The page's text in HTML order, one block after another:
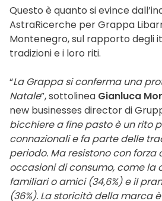
Questo è quanto si evince
AstraRicerche per Grappa
Montenegro, sul rapporto degli
tradizioni e i loro riti.
“La Grappa si conferma una
Natale”, sottolinea Gianluca
new businesses director di
bicchiere a fine pasto è un rito
connazionali e fa parte delle
periodo. Ma resistono con forza
occasioni di consumo, come la
familiari o amici (34,6%) e il
(36%). La storicità della marca